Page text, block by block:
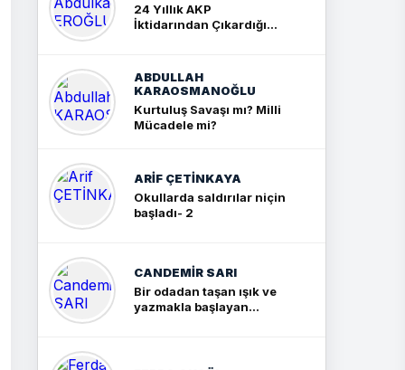
24 Yıllık AKP
İktidarından Çıkardığım
ABDULLAH
KARAOSMANOĞLU
Kurtuluş Savaşı mı? Milli
Mücadele mi?
ARIF ÇETİNKAYA
Okullarda saldırılar niçin
başladı- 2
CANDEMIR SARI
Bir odadan taşan ışık ve
yazmakla başlayan